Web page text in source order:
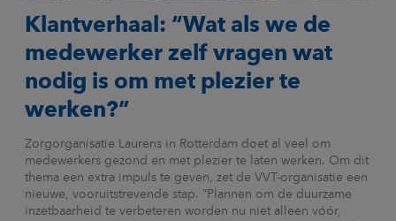
Klantverhaal: “Wat als we de
medewerker zelf vragen wat
nodig is om met plezier te
werken?”
Zorgorganisatie Laurens in Rotterdam doet al veel om
medewerkers gezond en met plezier te laten werken. Om dit
thema een extra impuls te geven, zet de VVT-organisatie een
nieuwe, vooruitstrevende stap. “Plannen om de duurzame
inzetbaarheid te verbeteren worden nu niet alleen vóór,